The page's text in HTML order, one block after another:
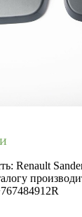
Renault